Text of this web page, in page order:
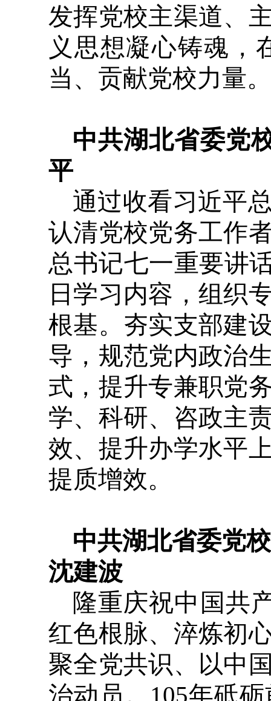
发挥党校主渠道、
义思想凝心铸魂，
当、贡献党校力量。
中共湖北省委党
平
通过收看习近平
认清党校党务工作
总书记七一重要讲
日学习内容，组织
根基。夯实支部建
导，规范党内政治
式，提升专兼职党
学、科研、咨政主
效、提升办学水平
提质增效。
中共湖北省委党
沈建波
隆重庆祝中国共
红色根脉、淬炼初
聚全党共识、以中
治动员。105年砥